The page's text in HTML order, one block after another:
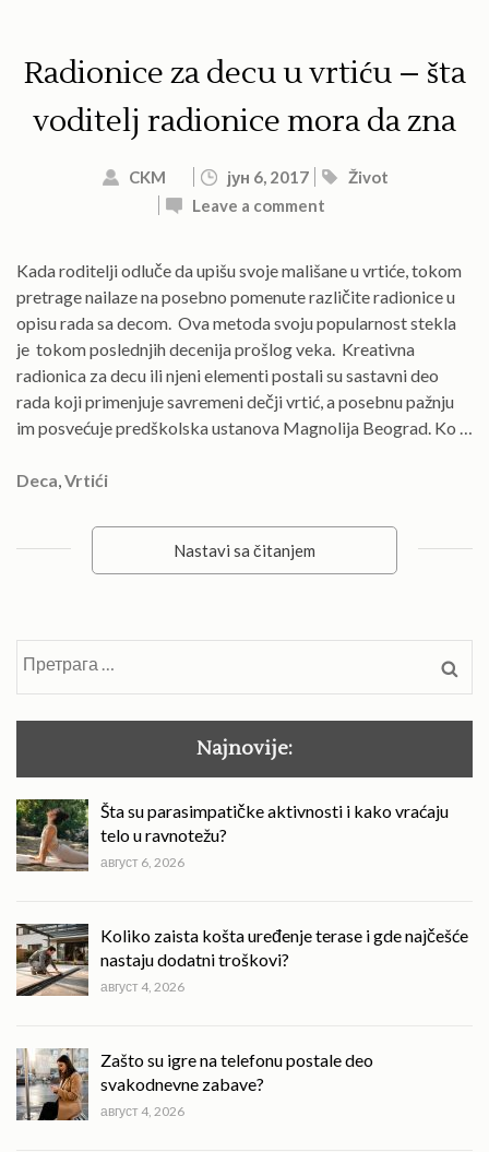
Radionice za decu u vrtiću – šta
voditelj radionice mora da zna
CKM јун 6, 2017
Život
Leave a comment
Kada roditelji odluče da upišu svoje mališane u vrtiće, tokom
pretrage nailaze na posebno pomenute različite radionice u
opisu rada sa decom. Ova metoda svoju popularnost stekla
je tokom poslednjih decenija prošlog veka. Kreativna
radionica za decu ili njeni elementi postali su sastavni deo
rada koji primenjuje savremeni dečji vrtić, a posebnu pažnju
im posvećuje predškolska ustanova Magnolija Beograd. Ko …
Deca,Vrtići
Nastavi sa čitanjem
Najnovije:
Šta su parasimpatičke aktivnosti i kako vraćaju
telo u ravnotežu?
август 6, 2026
Koliko zaista košta uređenje terase i gde najčešće
nastaju dodatni troškovi?
август 4, 2026
Zašto su igre na telefonu postale deo
svakodnevne zabave?
август 4, 2026